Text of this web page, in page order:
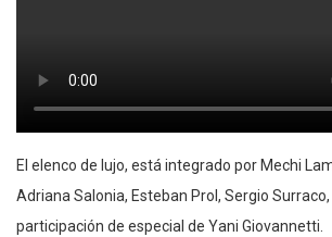
El elenco de lujo, está integrado por Mechi
Adriana Salonia, Esteban Prol, Sergio
participación de especial de Yani Giovannetti.